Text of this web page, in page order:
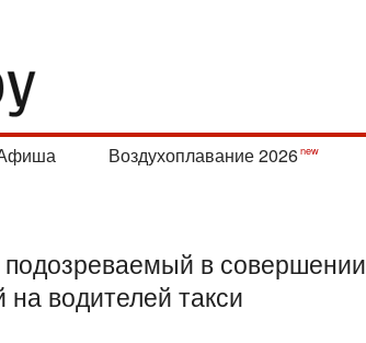
Воздухоплавание 2026
в совершении
водителей такси